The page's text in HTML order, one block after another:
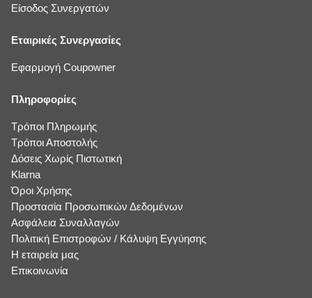
Είσοδος Συνεργατών
Εταιρικές Συνεργασίες
Εφαρμογή Coupowner
Πληροφορίες
Τρόποι Πληρωμής
Τρόποι Αποστολής
Δόσεις Χωρίς Πιστωτική
Klarna
Όροι Χρήσης
Προστασία Προσωπικών Δεδομένων
Ασφάλεια Συναλλαγών
Πολιτική Επιστροφών / Κάλυψη Εγγύησης
Η εταιρεία μας
Επικοινωνία